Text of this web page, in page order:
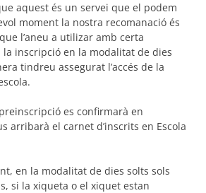
aquest és un servei que el podem
moment la nostra recomanació és
l’aneu a utilizar amb certa
inscripció en la modalitat de dies
tindreu assegurat l’accés de la
es confirmarà en
arribarà el carnet d’inscrits en Escola
en la modalitat de dies solts sols
si la xiqueta o el xiquet estan